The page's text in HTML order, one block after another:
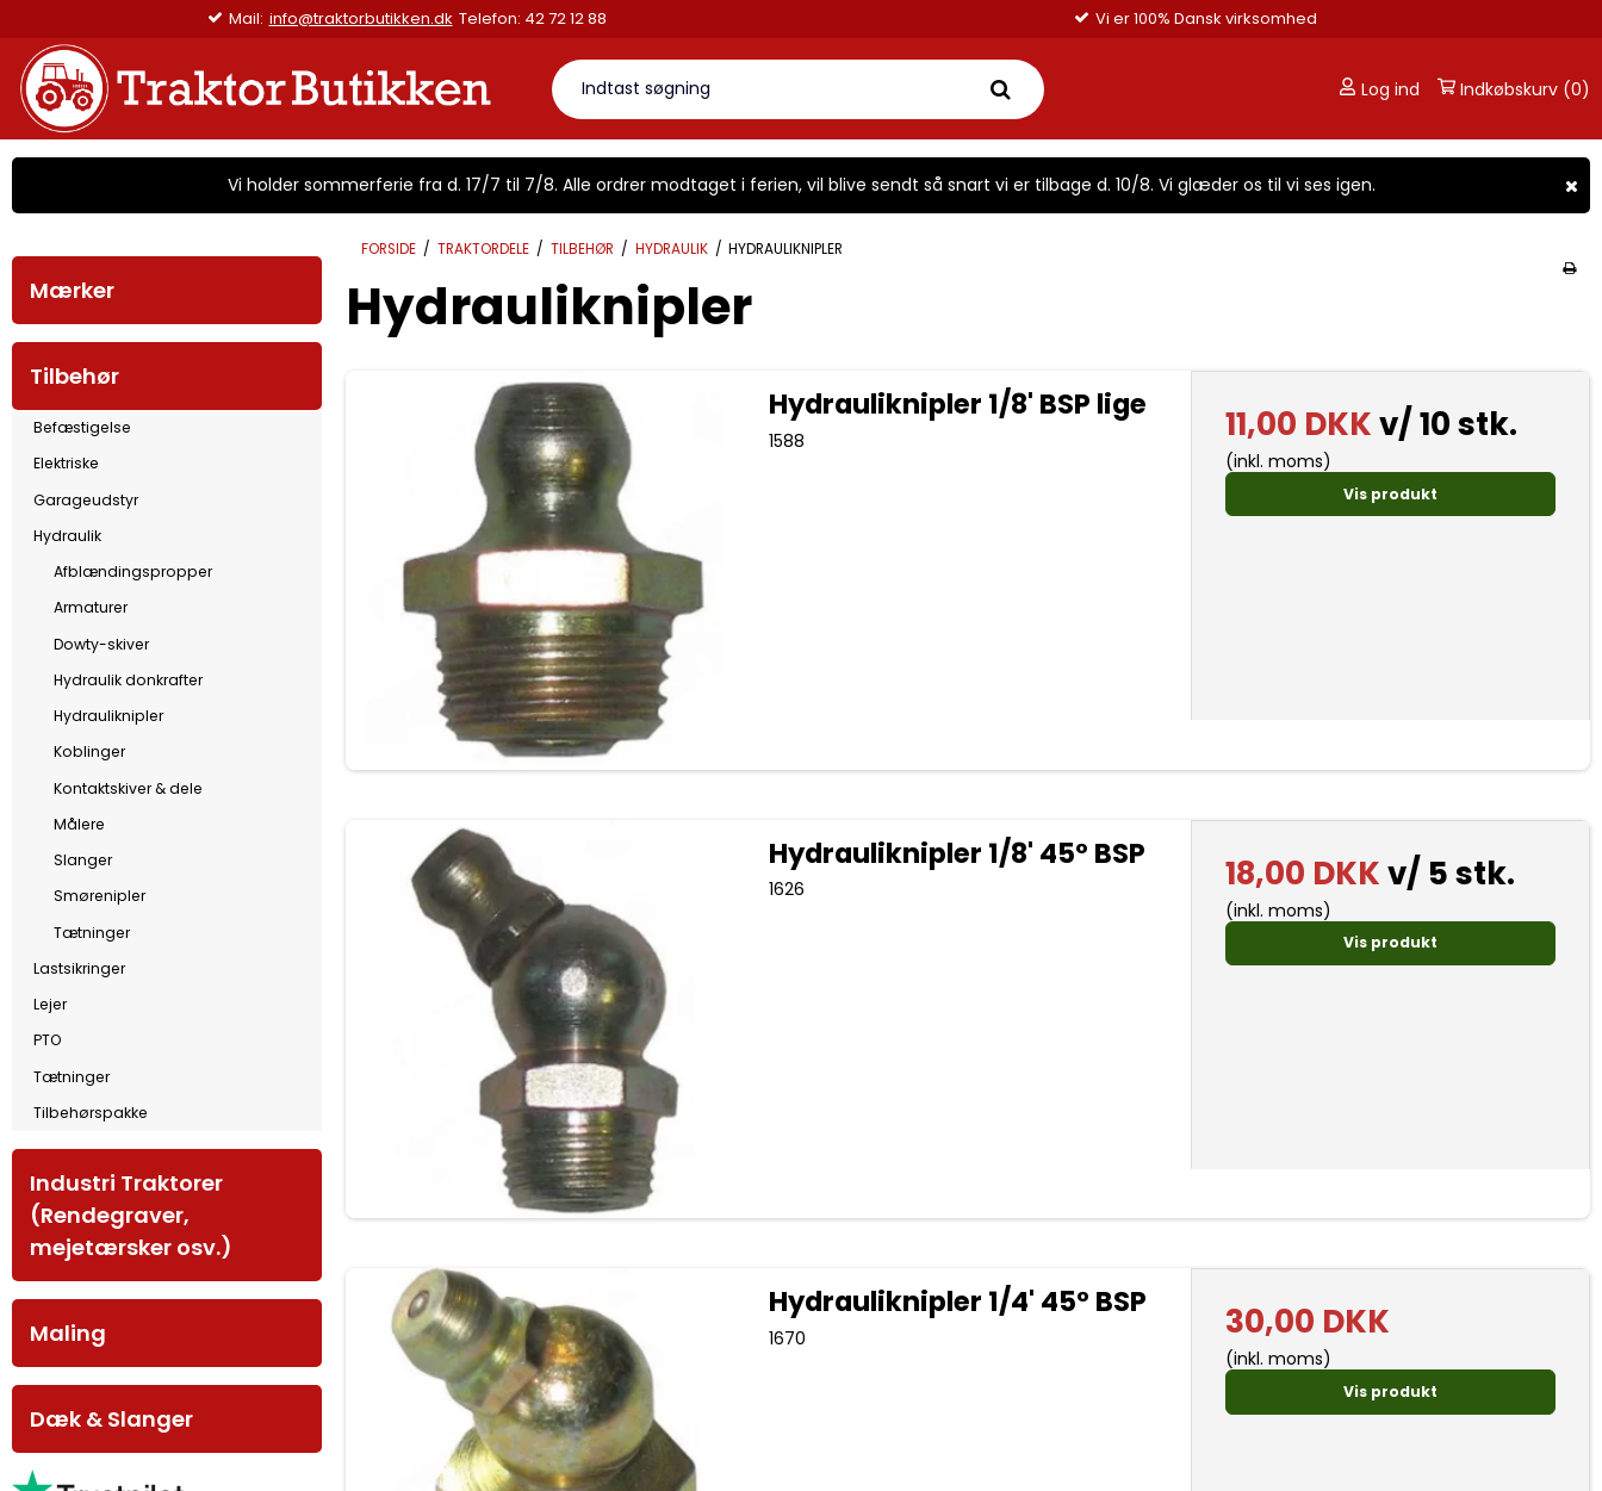
Mail: info@traktorbutikken.dk Telefon: 42 72 12 88 Vi er 100% Dansk virksomhed
Log ind Indkøbskurv (0)
Vi holder sommerferie fra d. 17/7 til 7/8. Alle ordrer modtaget i ferien, vil blive sendt så snart vi er tilbage d. 10/8. Vi glæder os til vi ses igen.
Mærker
Tilbehør
Befæstigelse
Elektriske
Garageudstyr
Hydraulik
Afblændingspropper
Armaturer
Dowty-skiver
Hydraulik donkrafter
Hydrauliknipler
Koblinger
Kontaktskiver & dele
Målere
Slanger
Smørenipler
Tætninger
Lastsikringer
Lejer
PTO
Tætninger
Tilbehørspakke
Industri Traktorer
(Rendegraver,
mejetærsker osv.)
Maling
Dæk & Slanger
FORSIDE / TRAKTORDELE / TILBEHØR / HYDRAULIK / HYDRAULIKNIPLER
Hydrauliknipler
Hydrauliknipler 1/8' BSP lige
1588 11,00 DKKv/ 10 stk.
(inkl. moms)
Vis produkt
Hydrauliknipler 1/8' 45° BSP
1626 18,00 DKKv/ 5 stk.
(inkl. moms)
Vis produkt
Hydrauliknipler 1/4' 45° BSP
1670 30,00 DKK
(inkl. moms)
Vis produkt